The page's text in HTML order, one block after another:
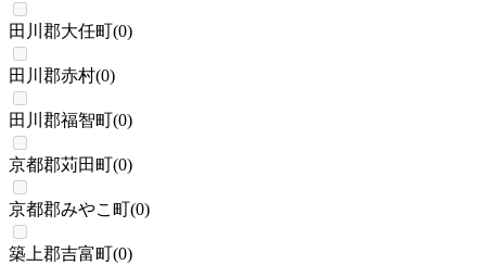
田川郡大任町(0)
田川郡赤村(0)
田川郡福智町(0)
京都郡苅田町(0)
京都郡みやこ町(0)
築上郡吉富町(0)